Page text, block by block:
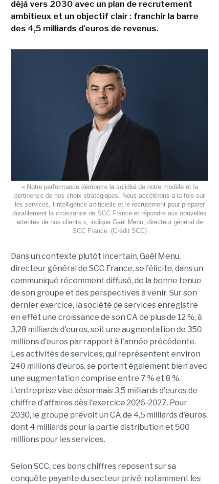
déjà vers 2030 avec un plan de recrutement
ambitieux et un objectif clair : franchir la barre
des 4,5 milliards d'euros de revenus.
« Notre performance démontre la solidité de notre modèle et la
pertinence de nos choix stratégiques. Nous accélérons à la fois sur
les services, l'intelligence artificielle et le recrutement pour préparer
durablement la croissance de SCC France et répondre aux nouvelles
attentes de nos clients », indique Gaël Menu, directeur général de
SCC France. (Crédit SCC)
Dans un contexte plutôt incertain, Gaël Menu,
directeur général de SCC France, se félicite, dans un
communiqué récemment diffusé, de la bonne tenue
de son groupe et des perspectives à venir. Sur son
dernier exercice, la société de services enregistre
en effet une croissance de son CA de plus de 12 %, à
3,28 milliards d'euros, soit une augmentation de 350
millions d'euros par rapport à l'année précédente.
Les activités de services, qui représentent environ
240 millions d'euros, se portent également bien avec
une augmentation comprise entre 7 % et 8 %.
L'entreprise vise désormais 3,5 milliards d'euros de
chiffre d'affaires dès l'exercice 2026-2027. Pour
2030, le groupe prévoit un CA de 4,5 milliards d'euros,
dont 4 milliards pour la partie distribution et 500
millions pour les services.
Selon SCC, ces bons chiffres reposent sur sa
conquête payante du secteur privé, notamment les